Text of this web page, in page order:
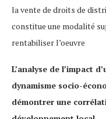
la vente de droits de
constitue une modalité
rentabiliser l’oeuvre
L’analyse de l’impact
dynamisme socio-
démontrer une